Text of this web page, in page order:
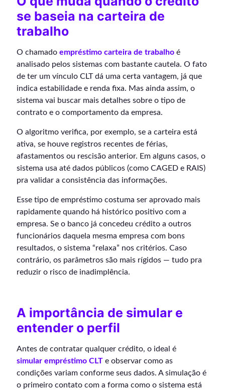
se baseia na carteira de
trabalho
O chamado empréstimo carteira de trabalho é
analisado pelos sistemas com bastante cautela. O fato
de ter um vínculo CLT dá uma certa vantagem, já que
indica estabilidade e renda fixa. Mas ainda assim, o
sistema vai buscar mais detalhes sobre o tipo de
contrato e o comportamento da empresa.
O algoritmo verifica, por exemplo, se a carteira está
ativa, se houve registros recentes de férias,
afastamentos ou rescisão anterior. Em alguns casos, o
sistema usa até dados públicos (como CAGED e RAIS)
pra validar a consistência das informações.
Esse tipo de empréstimo costuma ser aprovado mais
rapidamente quando há histórico positivo com a
empresa. Se o banco já concedeu crédito a outros
funcionários daquela mesma empresa com bons
resultados, o sistema “relaxa” nos critérios. Caso
contrário, os parâmetros são mais rígidos — tudo pra
reduzir o risco de inadimplência.
A importância de simular e
entender o perfil
Antes de contratar qualquer crédito, o ideal é
simular empréstimo CLT e observar como as
condições variam conforme seus dados. A simulação é
o primeiro contato com a forma como o sistema está